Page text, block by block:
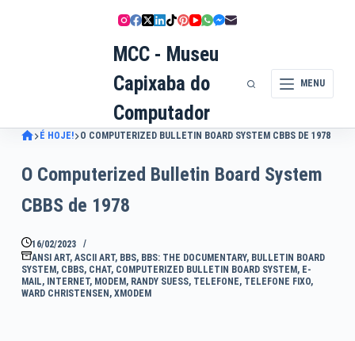
MCC - Museu
Capixaba do
Computador
MENU
É HOJE! O COMPUTERIZED BULLETIN BOARD SYSTEM CBBS DE 1978
O Computerized Bulletin Board System
CBBS de 1978
16/02/2023
ANSI ART, ASCII ART, BBS, BBS: THE DOCUMENTARY, BULLETIN BOARD
SYSTEM , CBBS, CHAT, COMPUTERIZED BULLETIN BOARD SYSTEM , E-
MAIL, INTERNET, MODEM , RANDY SUESS, TELEFONE, TELEFONE FIXO,
WARD CHRISTENSEN , XMODEM